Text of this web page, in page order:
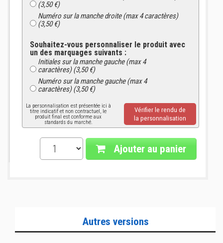
(3,50 €)
Numéro sur la manche droite (max 4 caractères)
(3,50 €)
Souhaitez-vous personnaliser le produit avec
un des marquages suivants :
Initiales sur la manche gauche (max 4
caractères) (3,50 €)
Numéro sur la manche gauche (max 4
caractères) (3,50 €)
La personnalisation est présentée ici à
titre indicatif et non contractuel, le
produit final est conforme aux
standards du marché.
Vérifier le rendu de
la personnalisation
Ajouter au panier
Autres versions